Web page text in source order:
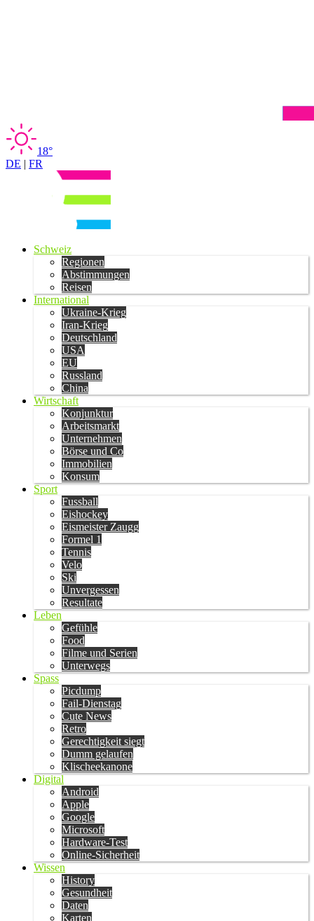
18°
DE | FR
Schweiz
Regionen
Abstimmungen
Reisen
International
Ukraine-Krieg
Iran-Krieg
Deutschland
USA
EU
Russland
China
Wirtschaft
Konjunktur
Arbeitsmarkt
Unternehmen
Börse und Co
Immobilien
Konsum
Sport
Fussball
Eishockey
Eismeister Zaugg
Formel 1
Tennis
Velo
Ski
Unvergessen
Resultate
Leben
Gefühle
Food
Filme und Serien
Unterwegs
Spass
Picdump
Fail-Dienstag
Cute News
Retro
Gerechtigkeit siegt
Dumm gelaufen
Klischeekanone
Digital
Android
Apple
Google
Microsoft
Hardware-Test
Online-Sicherheit
Wissen
History
Gesundheit
Daten
Karten